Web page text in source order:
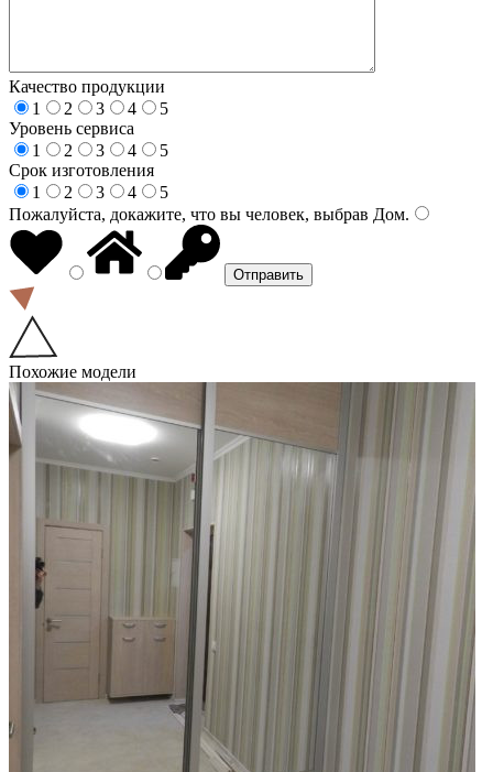
Качество продукции
1
2 3 4
5
Уровень сервиса
1
2 3 4
5
Срок изготовления
1
2 3 4
5
Пожалуйста, докажите, что вы человек, выбрав Дом.
Похожие модели